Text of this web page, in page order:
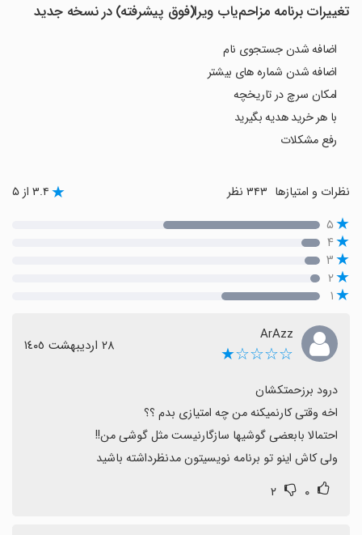
تغییرات برنامه مزاحم‌یاب ویرا(فوق پیشرفته) در نسخه جدید
اضافه شدن جستجوی نام
اضافه شدن شماره های بیشتر
امکان سرچ در تاریخچه
با هر خرید هدیه بگیرید
رفع مشکلات
نظرات و امتیازها ۳.۴ از ۵
۵
۴
۳
۲
۱
ArAzz
☆☆☆☆★ ٢٨ اردیبهشت ١٤٠٥
ولی کاش اینو تو برنامه نویسیتون مدنظرداشته باشید
۰ ۲